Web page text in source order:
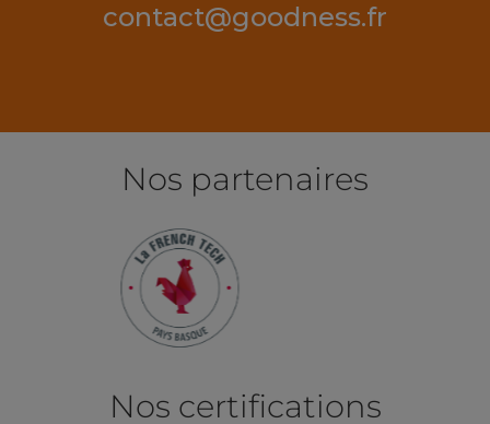
contact@goodness.fr
Nos partenaires
Nos certifications